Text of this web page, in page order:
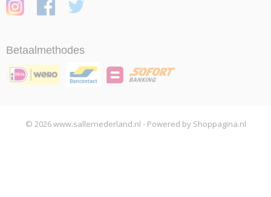
Betaalmethodes
© 2026 www.sallernederland.nl - Powered by Shoppagina.nl